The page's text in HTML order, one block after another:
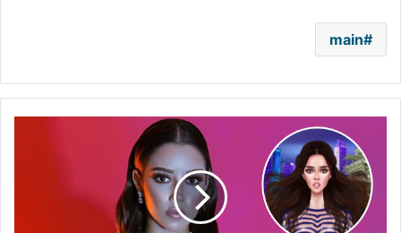
main
شخصية
كرتونية
في
أحدث
أعمالها